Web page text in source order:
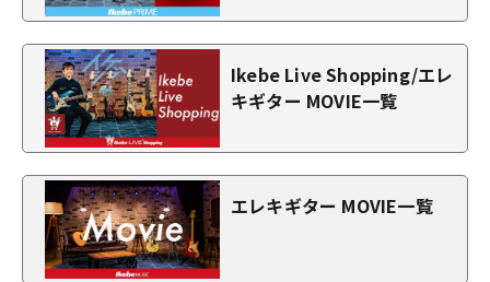
Ikebe Live Shopping/エレ
キギター MOVIE一覧
エレキギター MOVIE一覧